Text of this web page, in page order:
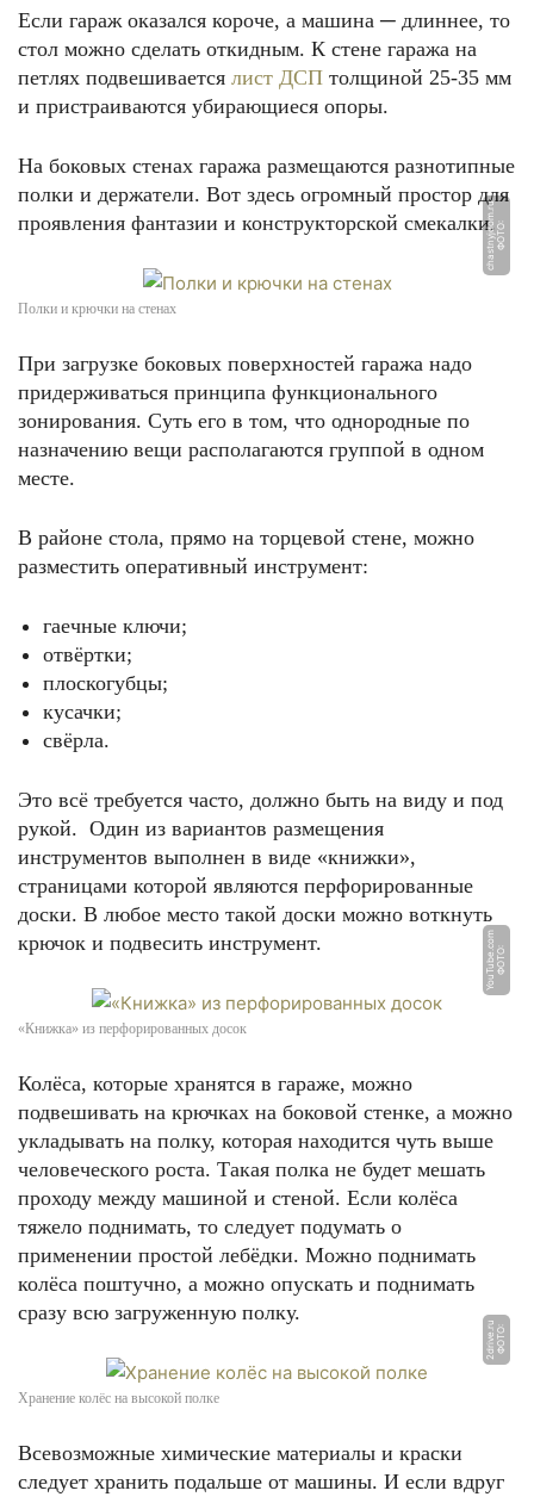
Если гараж оказался короче, а машина ─ длиннее, то
стол можно сделать откидным. К стене гаража на
петлях подвешивается лист ДСП толщиной 25-35 мм
и пристраиваются убирающиеся опоры.
На боковых стенах гаража размещаются разнотипные
полки и держатели. Вот здесь огромный простор для
проявления фантазии и конструкторской смекалки.Ф
О
Т
О:
c
h
a
s
t
n
yj
d
o
m.
r
u
Полки и крючки на стенах
При загрузке боковых поверхностей гаража надо
придерживаться принципа функционального
зонирования. Суть его в том, что однородные по
назначению вещи располагаются группой в одном
месте.
В районе стола, прямо на торцевой стене, можно
разместить оперативный инструмент:
гаечные ключи;
отвёртки;
плоскогубцы;
кусачки;
свёрла.
Это всё требуется часто, должно быть на виду и под
рукой. Один из вариантов размещения
инструментов выполнен в виде «книжки»,
страницами которой являются перфорированные
доски. В любое место такой доски можно воткнуть
крючок и подвесить инструмент.
Ф
О
Т
О:
Y
o
u
T
u
b
e.
c
o
m
«Книжка» из перфорированных досок
Колёса, которые хранятся в гараже, можно
подвешивать на крючках на боковой стенке, а можно
укладывать на полку, которая находится чуть выше
человеческого роста. Такая полка не будет мешать
проходу между машиной и стеной. Если колёса
тяжело поднимать, то следует подумать о
применении простой лебёдки. Можно поднимать
колёса поштучно, а можно опускать и поднимать
сразу всю загруженную полку.
Ф
О
Т
О:
2
d
ri
v
e.
r
u
Хранение колёс на высокой полке
Всевозможные химические материалы и краски
следует хранить подальше от машины. И если вдруг